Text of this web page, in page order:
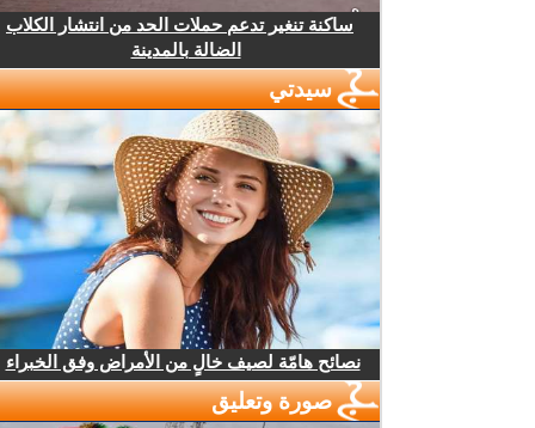
ساكنة تنغير تدعم حملات الحد من انتشار الكلاب
الضالة بالمدينة
سيدتي
نصائح هامّة لصيف خالٍ من الأمراض وفق الخبراء
صورة وتعليق